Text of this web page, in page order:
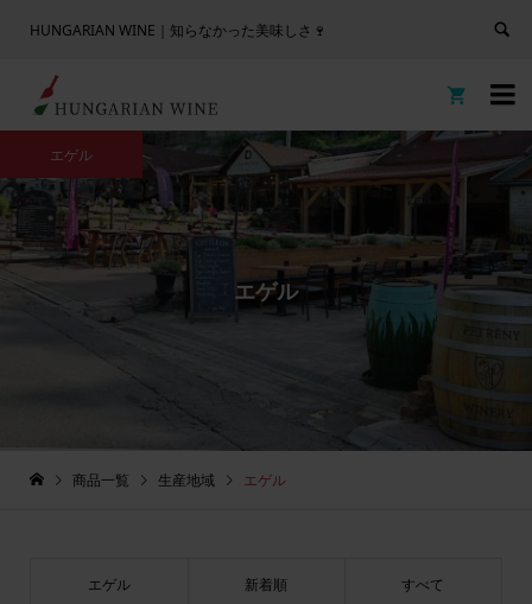
HUNGARIAN WINE｜知らなかった美味しさ🍷


エゲル
エゲル
商品一覧 生産地域 エゲル
エゲル 新着順 すべて